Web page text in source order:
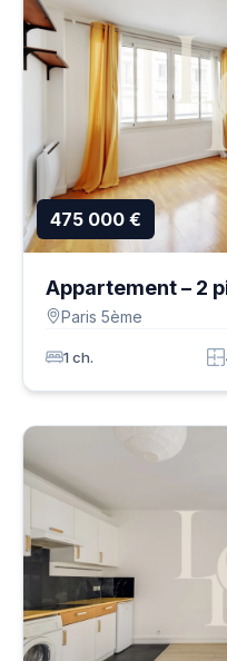
475 000 €
Appartement – 2
Paris 5ème
1 ch.